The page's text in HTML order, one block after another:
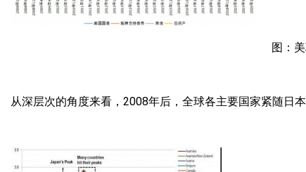
图：
从深层次的角度来看，2008年后，全球各主要国家紧随日